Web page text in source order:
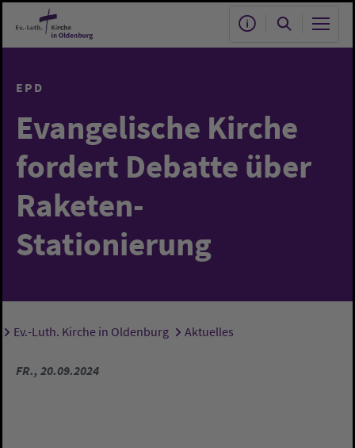
Zum Hauptinhalt springen
EPD
Evangelische Kirche
fordert Debatte über
Raketen-
Stationierung
Sie sind hier:
Ev.-Luth. Kirche in Oldenburg Aktuelles
FR., 20.09.2024